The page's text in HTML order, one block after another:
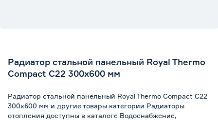
Радиатор стальной панельный Royal Thermo
Compact C22 300х600 мм
Радиатор стальной панельный Royal Thermo Compact C22
300х600 мм и другие товары категории Радиаторы
отопления доступны в каталоге Водоснабжение,